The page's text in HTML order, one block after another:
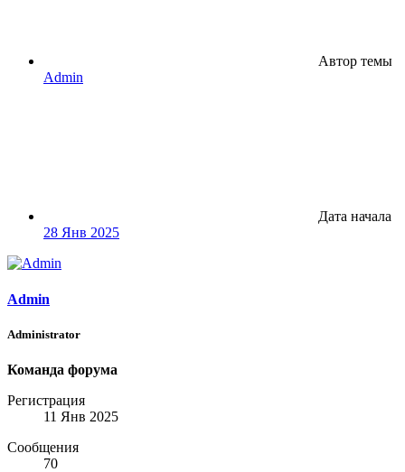
Автор темы
Admin
Дата начала
28 Янв 2025
Admin
Administrator
Команда форума
Регистрация
11 Янв 2025
Сообщения
70